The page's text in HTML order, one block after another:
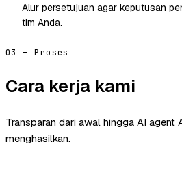
Alur persetujuan agar keputusan
tim Anda.
03 — Proses
Cara kerja kami
Transparan dari awal hingga AI agent
menghasilkan.